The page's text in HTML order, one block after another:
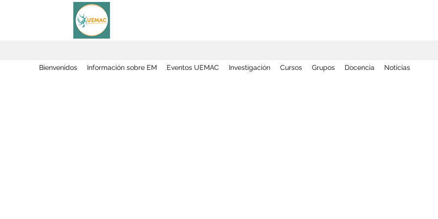
Bienvenidos Información sobre EM Eventos UEMAC Investigación Cursos Grupos Docencia Noticias